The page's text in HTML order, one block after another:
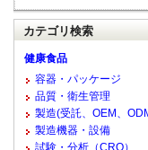
カテゴリ検索
健康食品
容器・パッケージ
品質・衛生管理
製造(受託、OEM、
製造機器・設備
試験・分析（CRO）